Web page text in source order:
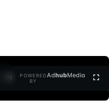
POWERED
BY
AdhubMedia